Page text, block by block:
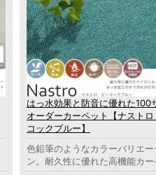
はっ水効果と防音に優れた100
オーダーカーペット【ナスト
コックブルー】
色鉛筆のようなカラーバリエー
ン。耐久性に優れた高機能カー